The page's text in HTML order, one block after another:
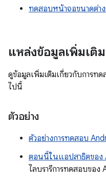
ทดสอบหน้าจอขนาดต่า
แหล่งข้อมูลเพิ่มเติม
ดูข้อมูลเพิ่มเติมเกี่ยวกับการท
ไปนี้
ตัวอย่าง
ตัวอย่างการทดสอบ
ตอนนี้ในแอปสาธิตของ
ไลบรารีการทดสอบของ